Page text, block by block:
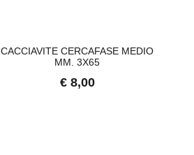
CACCIAVITE CERCAFASE MEDIO
MM. 3X65
€ 8,00